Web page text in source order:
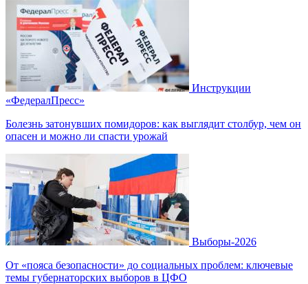
Инструкции
«ФедералПресс»
Болезнь затонувших помидоров: как выглядит столбур, чем он
опасен и можно ли спасти урожай
Выборы-2026
От «пояса безопасности» до социальных проблем: ключевые
темы губернаторских выборов в ЦФО